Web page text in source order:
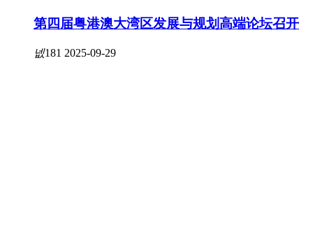
第四届粤港澳大湾区发展与规划高端论坛召开
넶181 2025-09-29